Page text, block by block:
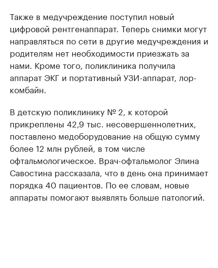
Также в медучреждение поступил новый
цифровой рентгенаппарат. Теперь снимки могут
направляться по сети в другие медучреждения и
родителям нет необходимости приезжать за
нами. Кроме того, поликлиника получила
аппарат ЭКГ и портативный УЗИ-аппарат, лор-
комбайн.
В детскую поликлинику № 2, к которой
прикреплены 42,9 тыс. несовершеннолетних,
поставлено медоборудование на общую сумму
более 12 млн рублей, в том числе
офтальмологическое. Врач-офтальмолог Элина
Савостина рассказала, что в день она принимает
порядка 40 пациентов. По ее словам, новые
аппараты помогают выявлять больше патологий.